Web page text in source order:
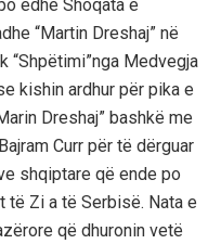
edhe Shoqata e
“Martin Dreshaj” në
“Shpëtimi”nga Medvegja
kishin ardhur për pika e
Dreshaj” bashkë me
Curr për të dërguar
shqiptare që ende po
të Zi a të Serbisë. Nata e
që dhuronin vetë